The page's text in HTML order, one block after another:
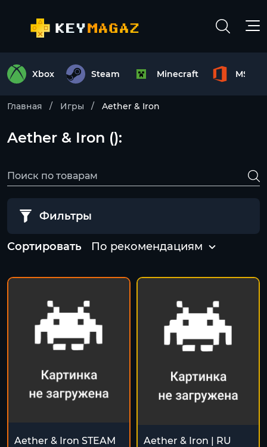
Xbox Steam Minecraft MS
Главная Игры Aether & Iron
Aether & Iron ():
Фильтры
Сортировать По рекомендациям
Aether & Iron STEAM
Aether & Iron | RU